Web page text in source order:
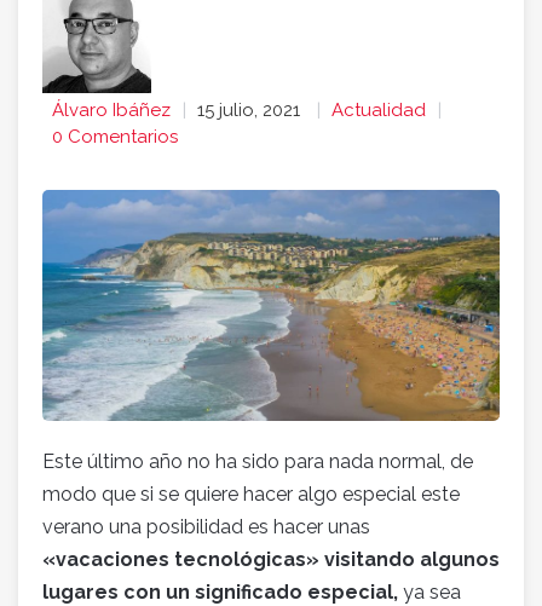
Álvaro Ibáñez 15 julio, 2021
Actualidad
0 Comentarios
Este último año no ha sido para nada normal, de
modo que si se quiere hacer algo especial este
verano una posibilidad es hacer unas
«vacaciones tecnológicas» visitando algunos
lugares con un significado especial, ya sea